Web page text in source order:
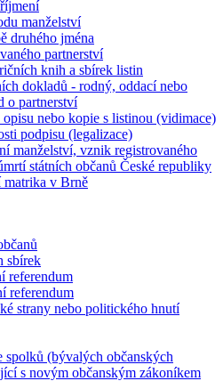
manželství
druhého jména
partnerství
knih a sbírek listin
dokladů - rodný, oddací nebo
o partnerství
nebo kopie s listinou (vidimace)
podpisu (legalizace)
manželství, vznik registrovaného
státních občanů České republiky
matrika v Brně
sbírek
referendum
referendum
strany nebo politického hnutí
spolků (bývalých občanských
s novým občanským zákoníkem